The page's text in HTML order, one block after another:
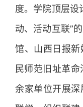
度。学院顶层设
动、活动互联”
馆、山西日报新
民师范旧址革
余家单位开展